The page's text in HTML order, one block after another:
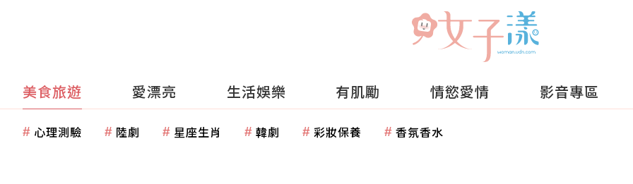
美食旅遊 愛漂亮 生活娛樂 有肌勵 情慾愛情 影音專區
心理測驗 陸劇 星座生肖 韓劇 彩妝保養 香氛香水